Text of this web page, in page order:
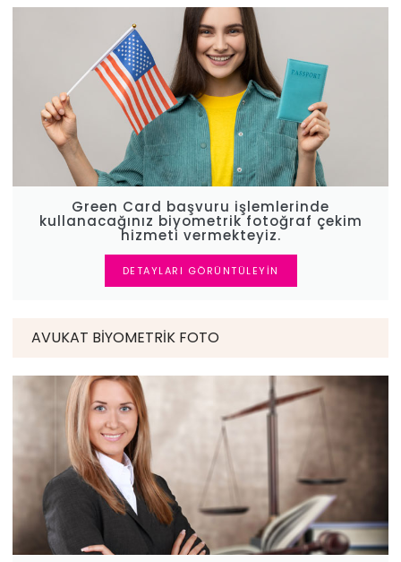
Green Card başvuru işlemlerinde
kullanacağınız biyometrik fotoğraf çekim
hizmeti vermekteyiz.
DETAYLARI GÖRÜNTÜLEYIN
AVUKAT BIYOMETRIK FOTO